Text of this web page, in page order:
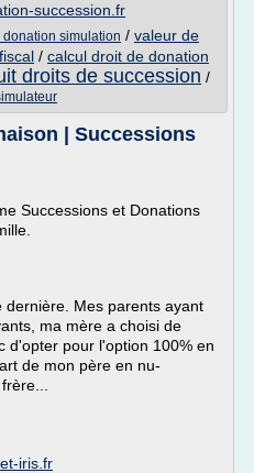
succession.fr
simulation / valeur de
/ calcul droit de donation
droits de succession /
| Successions
Successions et Donations
Mes parents ayant
ma mère a choisi de
d'opter pour l'option 100% en
de mon père en nu-
iris.fr